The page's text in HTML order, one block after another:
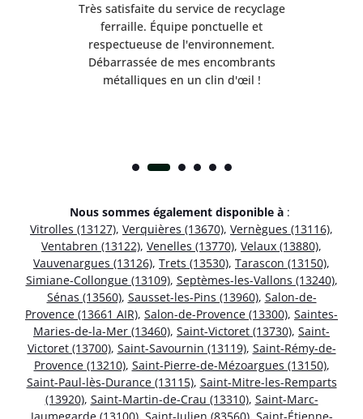
Très satisfaite du service de recyclage
ferraille. Équipe ponctuelle et
respectueuse de l'environnement.
Débarrassée de mes encombrants
métalliques en un clin d'œil !
Nous sommes également disponible à :
Vitrolles (13127), Verquières (13670), Vernègues (13116),
Ventabren (13122), Venelles (13770), Velaux (13880),
Vauvenargues (13126), Trets (13530), Tarascon (13150),
Simiane-Collongue (13109), Septèmes-les-Vallons (13240),
Sénas (13560), Sausset-les-Pins (13960), Salon-de-
Provence (13661 AIR), Salon-de-Provence (13300), Saintes-
Maries-de-la-Mer (13460), Saint-Victoret (13730), Saint-
Victoret (13700), Saint-Savournin (13119), Saint-Rémy-de-
Provence (13210), Saint-Pierre-de-Mézoargues (13150),
Saint-Paul-lès-Durance (13115), Saint-Mitre-les-Remparts
(13920), Saint-Martin-de-Crau (13310), Saint-Marc-